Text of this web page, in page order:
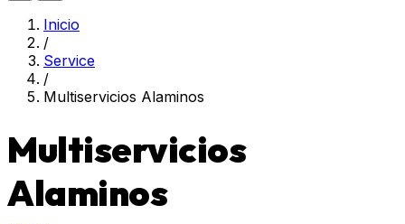
Inicio
/
Service
/
Multiservicios Alaminos
Multiservicios
Alaminos